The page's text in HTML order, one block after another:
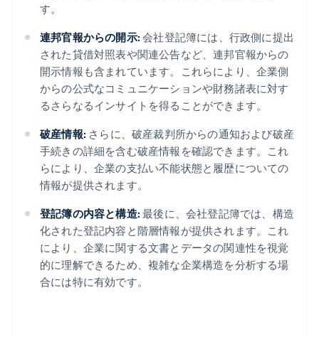
す。
連邦官報からの開示: 会社登記簿には、行政側に提出
された貸借対照表や関連公告など、連邦官報からの
開示情報も含まれています。これらにより、企業側
からの公式なコミュニケーションや財務諸表に対す
るさらなるインサイトを得ることができます。
破産情報: さらに、破産裁判所からの通知および破産
手続きの詳細を含む破産情報を確認できます。これ
らにより、企業の支払い不能状態と履歴についての
情報が提供されます。
登記簿の内容と構造: 最後に、会社登記簿では、構造
化された登記内容と階層情報が提供されます。これ
により、企業に関する文書とデータの関連性を視覚
的に理解できるため、複雑な企業構造を分析する場
合には特に有効です。